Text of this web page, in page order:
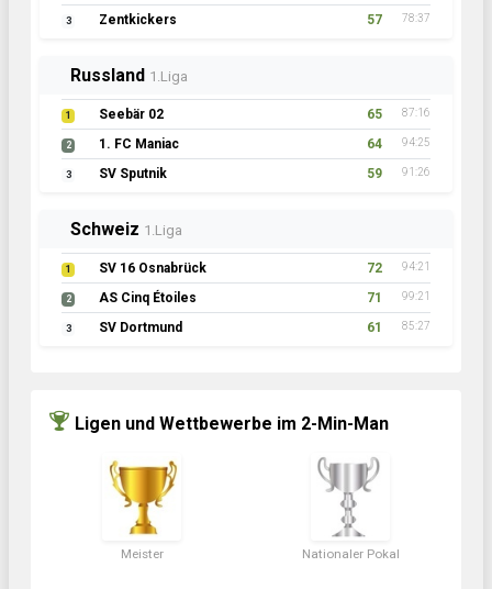
3 Zentkickers 57 78:37
Russland 1.Liga
1 Seebär 02 65 87:16
2 1. FC Maniac 64 94:25
3 SV Sputnik 59 91:26
Schweiz 1.Liga
1 SV 16 Osnabrück 72 94:21
2 AS Cinq Étoiles 71 99:21
3 SV Dortmund 61 85:27
Ligen und Wettbewerbe im 2-Min-Man
Meister Nationaler Pokal